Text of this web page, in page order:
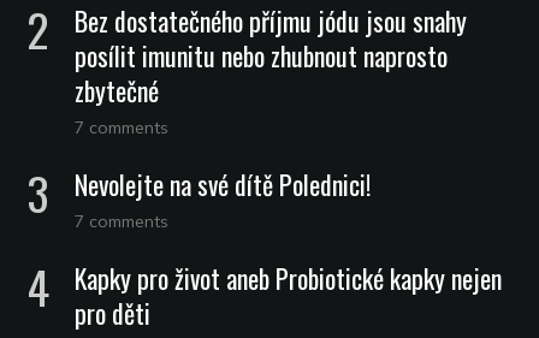
Bez dostatečného příjmu jódu jsou snahy
posílit imunitu nebo zhubnout naprosto
zbytečné
7 comments
Nevolejte na své dítě Polednici!
7 comments
Kapky pro život aneb Probiotické kapky nejen
pro děti